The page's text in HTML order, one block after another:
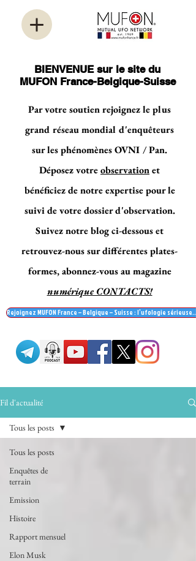
BIENVENUE sur le site du
MUFON France-Belgique-Suisse
Par votre soutien rejoignez le plus
grand réseau mondial d'enquêteurs
sur les phénomènes OVNI / Pan.
Déposez votreobservationet
bénéficiez de notre expertise pour le
suivi de votre dossier d'observation.
Suivez notre blog ci-dessous et
retrouvez-nous sur différentes plates-
formes, abonnez-vous au magazine
numérique CONTACTS!
Rejoignez MUFON France – Belgique – Suisse : l’ufologie
Fil d'actualité
Tous les posts
Enquêtes de
terrain
Emission
Histoire
Rapport mensuel
Elon Musk
Tous les posts